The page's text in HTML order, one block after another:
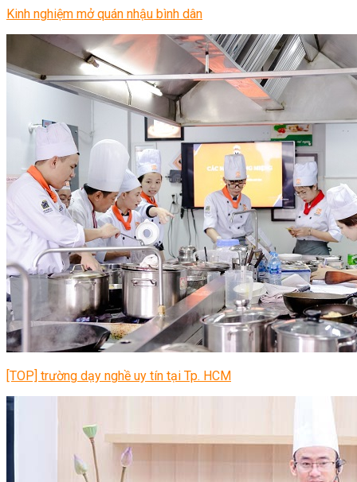
Kinh nghiệm mở quán nhậu bình dân
[TOP] trường dạy nghề uy tín tại Tp. HCM